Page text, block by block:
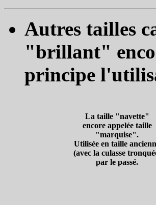
Autres tailles
"brillant"
principe
La taille "navette"
encore appelée taille
"marquise".
Utilisée en taille
(avec la culasse
par le passé.